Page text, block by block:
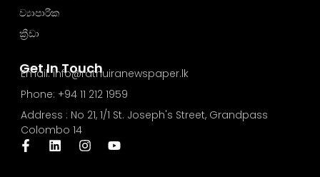
Get In Touch
Email: info@rathuiranewspaper.lk
Phone: +94 11 212 1959
Address : No 21, 1/1 St. Joseph's Street, Grandpass
Colombo 14
ව්‍යාපාරික
ක්‍රීඩා